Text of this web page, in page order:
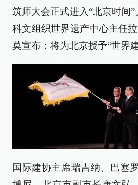
筑师大会正式进入“北京时间
科文组织世界遗产中心主任
莫宣布：将为北京授予“世界
国际建协主席瑞吉纳、巴塞